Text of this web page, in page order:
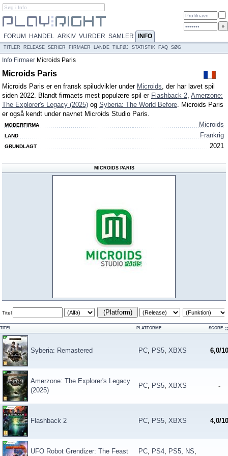
FORUM HANDEL ARKIV VURDER SAMLER INFO
TITLER RELEASE SERIER FIRMAER LANDE TILFØJ STATISTIK FAQ SØG
Info Firmaer Microids Paris
Microids Paris
Microids Paris er en fransk spiludvikler under Microids, der har lavet spil
siden 2022. Blandt firmaets mest populære spil er Flashback 2, Amerzone:
The Explorer's Legacy (2025) og Syberia: The World Before. Microids Paris
er også kendt under navnet Microids Studio Paris.
MODERFIRMA Microids
LAND Frankrig
GRUNDLAGT 2021
MICROIDS PARIS
Titel (Platform)
TITEL PLATFORME SCORE
Syberia: Remastered PC, PS5, XBXS 6,0/10
Amerzone: The Explorer's Legacy
(2025)
PC, PS5, XBXS -
Flashback 2 PC, PS5, XBXS 4,0/10
UFO Robot Grendizer: The Feast PC, PS4, PS5, NS,